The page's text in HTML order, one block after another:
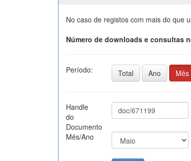
No caso de registos com mais do que
Número de downloads e consultas
Período: Total Ano Mês
Handle
do
Documento
Mês/Ano